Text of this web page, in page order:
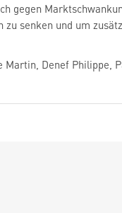
gegen
zu senken und um
Martin, Denef Philippe,